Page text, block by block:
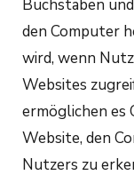
Buchstaben
den Computer
wird, wenn
Websites
ermöglichen es
Website, den
Nutzers zu